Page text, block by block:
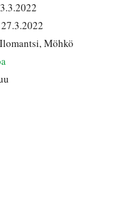
27.3.2022
Ilomantsi, Möhkö